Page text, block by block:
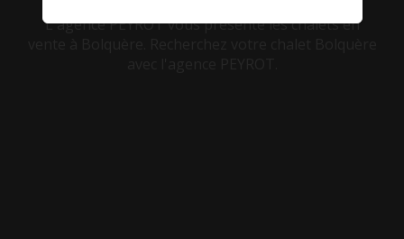
L'agence PEYROT vous présente les chalets en